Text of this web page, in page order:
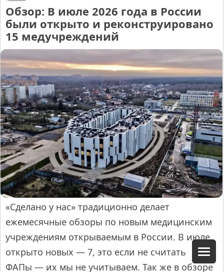
Обзор: В июле 2026 года в России
были открыто и реконструировано
15 медучреждений
«Сделано у нас» традиционно делает
ежемесячные обзоры по новым медицинским
учреждениям открываемым в России. В июле
открыто новых — 7, это если не считать
ФАПы — их мы не учитываем. Так же в обзоре